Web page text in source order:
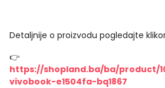
Detaljnije o proizvodu pogledajte
👉
https://shopland.ba/ba/product/
vivobook-e1504fa-bq1867